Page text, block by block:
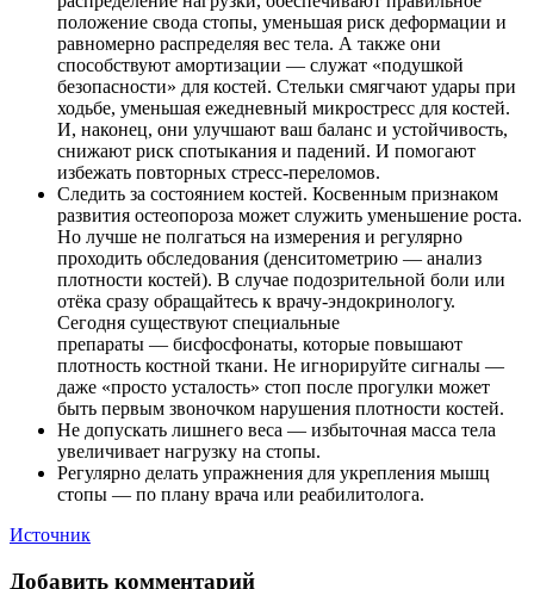
положение свода стопы, уменьшая риск деформации и
равномерно распределяя вес тела. А также они
способствуют амортизации — служат «подушкой
безопасности» для костей. Стельки смягчают удары при
ходьбе, уменьшая ежедневный микростресс для костей.
И, наконец, они улучшают ваш баланс и устойчивость,
снижают риск спотыкания и падений. И помогают
избежать повторных стресс-переломов.
Следить за состоянием костей. Косвенным признаком
развития остеопороза может служить уменьшение роста.
Но лучше не полгаться на измерения и регулярно
проходить обследования (денситометрию — анализ
плотности костей). В случае подозрительной боли или
отёка сразу обращайтесь к врачу-эндокринологу.
Сегодня существуют специальные
препараты — бисфосфонаты, которые повышают
плотность костной ткани. Не игнорируйте сигналы —
даже «просто усталость» стоп после прогулки может
быть первым звоночком нарушения плотности костей.
Не допускать лишнего веса — избыточная масса тела
увеличивает нагрузку на стопы.
Регулярно делать упражнения для укрепления мышц
стопы — по плану врача или реабилитолога.
Источник
Добавить комментарий